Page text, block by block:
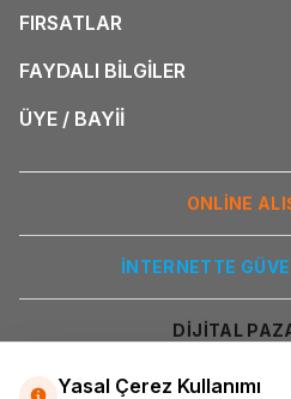
FIRSATLAR
FAYDALI BİLGİLER
ÜYE / BAYİİ
ONLİNE
İNTERNETTE
DİJİTAL
Yasal Çerez Kullanımı